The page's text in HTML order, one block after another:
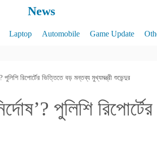
News
Laptop Automobile Game Update
পুলিশি রিপোর্টের ভিত্তিতে বড় মন্তব্য মুখ্যমন্ত্রী শুভেন্দুর
পুলিশি